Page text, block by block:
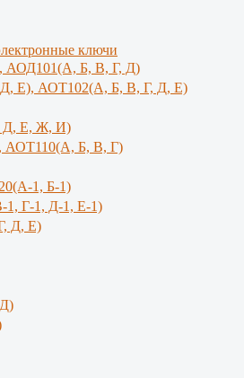
ключи
АОД101(А, Б, В, Г, Д)
Е), АОТ102(А, Б, В, Г, Д, Е)
Д, Е, Ж, И)
АОТ110(А, Б, В, Г)
1, Б-1)
1, Г-1, Д-1, Е-1)
Д, Е)